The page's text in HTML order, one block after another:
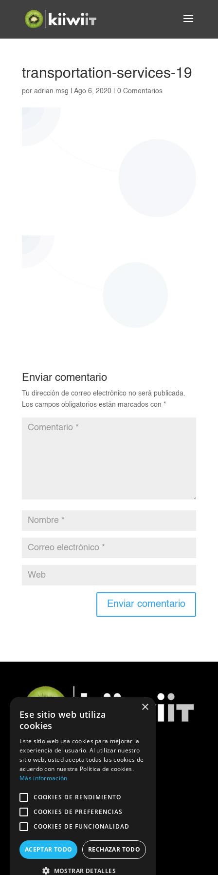
transportation-services-19
por adrian.msg Ago 6, 2020| 0 Comentarios
Enviar comentario
Tu dirección de correo electrónico no será publicada.
Los campos obligatorios están marcados con *
ÚLTIMAS NOTICIAS DE MARKETING
POLÍTICA DE PRIVACIDAD
×
Ese sitio web utiliza
cookies
Este sitio web usa cookies para mejorar la
experiencia del usuario. Al utilizar nuestro
sitio web, usted acepta todas las cookies de
acuerdo con nuestra Política de cookies.
Más información
COOKIES DE RENDIMIENTO
COOKIES DE PREFERENCIAS
COOKIES DE FUNCIONALIDAD
ACEPTAR TODO RECHAZAR TODO
MOSTRAR DETALLES